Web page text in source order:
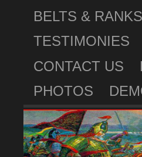
BELTS & RANKS
TESTIMONIES
CONTACT US
PHOTOS